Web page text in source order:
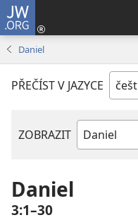
JW.ORG
Daniel
PŘEČÍST V JAZYCE
ZOBRAZIT
Biblická
Daniel
3:1–30